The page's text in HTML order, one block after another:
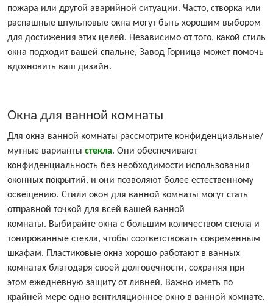
пожара или другой аварийной ситуации. Часто, створка или
распашные штульповые окна могут быть хорошим выбором
для достижения этих целей. Независимо от того, какой стиль
окна подходит вашей спальне, Завод Горница может помочь
вдохновить ваш дизайн.
Окна для ванной комнаты
Для окна ванной комнаты рассмотрите конфиденциальные/
мутные варианты стекла. Они обеспечивают
конфиденциальность без необходимости использования
оконных покрытий, и они позволяют более естественному
освещению. Стили окон для ванной комнаты могут стать
отправной точкой для всей вашей ванной
комнаты. Выбирайте окна с большим количеством стекла и
тонированные стекла, чтобы соответствовать современным
шкафам. Пластиковые окна хорошо работают в ванных
комнатах благодаря своей долговечности, сохраняя при
этом ежедневную защиту от ливней. Важно иметь по
крайней мере одно вентиляционное окно в ванной комнате,